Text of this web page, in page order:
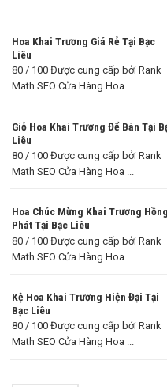
Hoa Khai Trương Giá Rẻ Tại Bạc
Liêu
80 / 100 Được cung cấp bởi Rank
Math SEO Cửa Hàng Hoa ...
Giỏ Hoa Khai Trương Để Bàn Tại
Liêu
80 / 100 Được cung cấp bởi Rank
Math SEO Cửa Hàng Hoa ...
Hoa Chúc Mừng Khai Trương Hồng
Phát Tại Bạc Liêu
80 / 100 Được cung cấp bởi Rank
Math SEO Cửa Hàng Hoa ...
Kệ Hoa Khai Trương Hiện Đại Tại
Bạc Liêu
80 / 100 Được cung cấp bởi Rank
Math SEO Cửa Hàng Hoa ...